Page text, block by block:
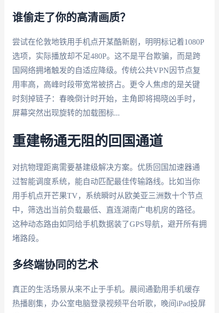
谁偷走了你的高清画质？
尝试在伦敦地铁用手机点开某酷新剧，明明标记着1080P
选项，实际播放却不足480P。这不是平台欺骗，而是跨
国网络拥堵触发的自适应降级。传统公共VPN因节点复
用率高，高峰时段带宽常被挤占。更令人焦虑的是关键
时刻掉链子：春晚倒计时开始，主角即将揭晓凶手时，
屏幕突然出现旋转的加载图标...
重建畅通无阻的回国通道
对抗物理距离需要基建级解决方案。优质回国加速器通
过智能调度系统，能自动匹配最佳传输路线。比如当你
用手机点开芒果TV，系统瞬时从欧美亚三洲数十个节点
中，筛选出当前负载最低、直连湖南广电机房的路径。
这种动态路由如同给手机数据装了GPS导航，避开所有拥
堵路段。
多终端协同的艺术
真正的生活场景从来不止于手机。晨间通勤用手机缓存
热播剧集，办公室电脑登录视频平台听歌，晚间iPad投屏